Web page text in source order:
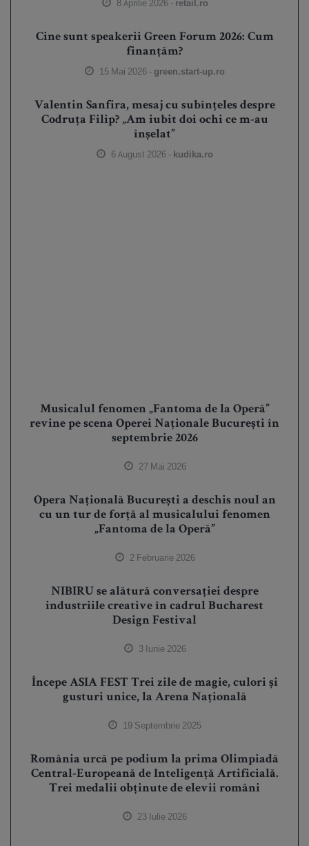
8 Aprilie 2026 - retail.ro
Cine sunt speakerii Green Forum 2026: Cum
finanțăm?
15 Mai 2026 - green.start-up.ro
Valentin Sanfira, mesaj cu subînțeles despre
Codruța Filip? „Am iubit doi ochi ce m-au
înșelat”
6 August 2026 - kudika.ro
Musicalul fenomen „Fantoma de la Operă”
revine pe scena Operei Naționale București în
septembrie 2026
27 Mai 2026
Opera Națională București a deschis noul an
cu un tur de forță al musicalului fenomen
„Fantoma de la Operă”
2 Februarie 2026
NIBIRU se alătură conversației despre
industriile creative în cadrul Bucharest
Design Festival
3 Iunie 2026
Începe ASIA FEST Trei zile de magie, culori și
gusturi unice, la Arena Națională
19 Septembrie 2025
România urcă pe podium la prima Olimpiadă
Central-Europeană de Inteligență Artificială.
Trei medalii obținute de elevii români
23 Iulie 2026